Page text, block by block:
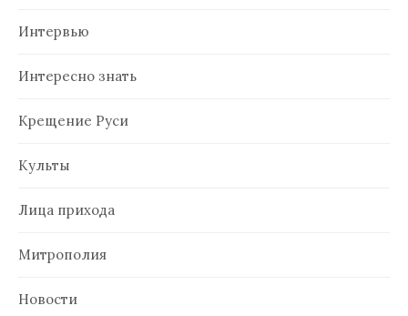
Интервью
Интересно знать
Крещение Руси
Культы
Лица прихода
Митрополия
Новости